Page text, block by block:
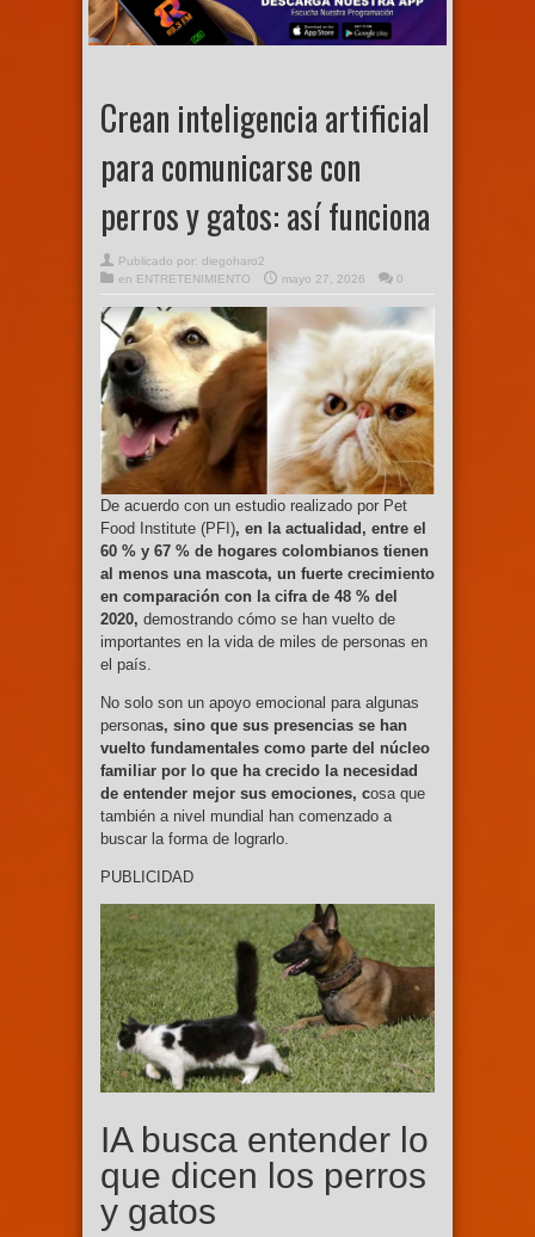
Crean inteligencia artificial
para comunicarse con
perros y gatos: así funciona
Publicado por: diegoharo2
en ENTRETENIMIENTO mayo 27, 2026 0
De acuerdo con un estudio realizado por Pet
Food Institute (PFI), en la actualidad, entre el
60 % y 67 % de hogares colombianos tienen
al menos una mascota, un fuerte crecimiento
en comparación con la cifra de 48 % del
2020, demostrando cómo se han vuelto de
importantes en la vida de miles de personas en
el país.
No solo son un apoyo emocional para algunas
personas, sino que sus presencias se han
vuelto fundamentales como parte del núcleo
familiar por lo que ha crecido la necesidad
de entender mejor sus emociones, cosa que
también a nivel mundial han comenzado a
buscar la forma de lograrlo.
PUBLICIDAD
IA busca entender lo
que dicen los perros
y gatos